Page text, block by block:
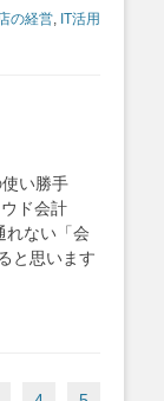
の経営, IT活用
い勝手
ド会計
れない「会
と思います